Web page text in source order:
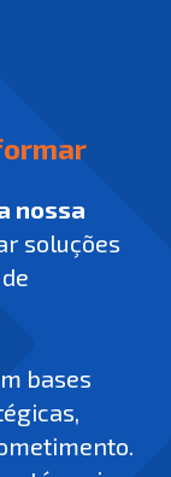
nossa
soluções
bases